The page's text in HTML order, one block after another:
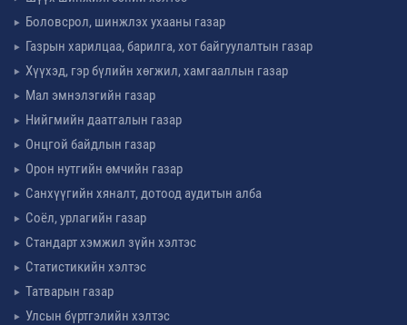
Боловсрол, шинжлэх ухааны газар
Газрын харилцаа, барилга, хот байгуулалтын газар
Хүүхэд, гэр бүлийн хөгжил, хамгааллын газар
Мал эмнэлэгийн газар
Нийгмийн даатгалын газар
Онцгой байдлын газар
Орон нутгийн өмчийн газар
Санхүүгийн хяналт, дотоод аудитын алба
Соёл, урлагийн газар
Стандарт хэмжил зүйн хэлтэс
Статистикийн хэлтэс
Татварын газар
Улсын бүртгэлийн хэлтэс